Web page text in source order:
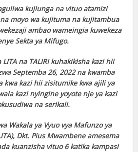
kujiunga na vituo atamizi
moyo wa kujituma na kujitambua
ambao wameingia kuwekeza
Sekta ya Mifugo.
na TALIRI kuhakikisha kazi hii
Septemba 26, 2022 na kwamba
kwa kazi hii zisitumike kwa ajili ya
kazi nyingine yoyote nje ya kazi
na serikali.
Wakala ya Vyuo vya Mafunzo ya
Dkt. Pius Mwambene amesema
kuanzisha vituo 6 katika kampasi